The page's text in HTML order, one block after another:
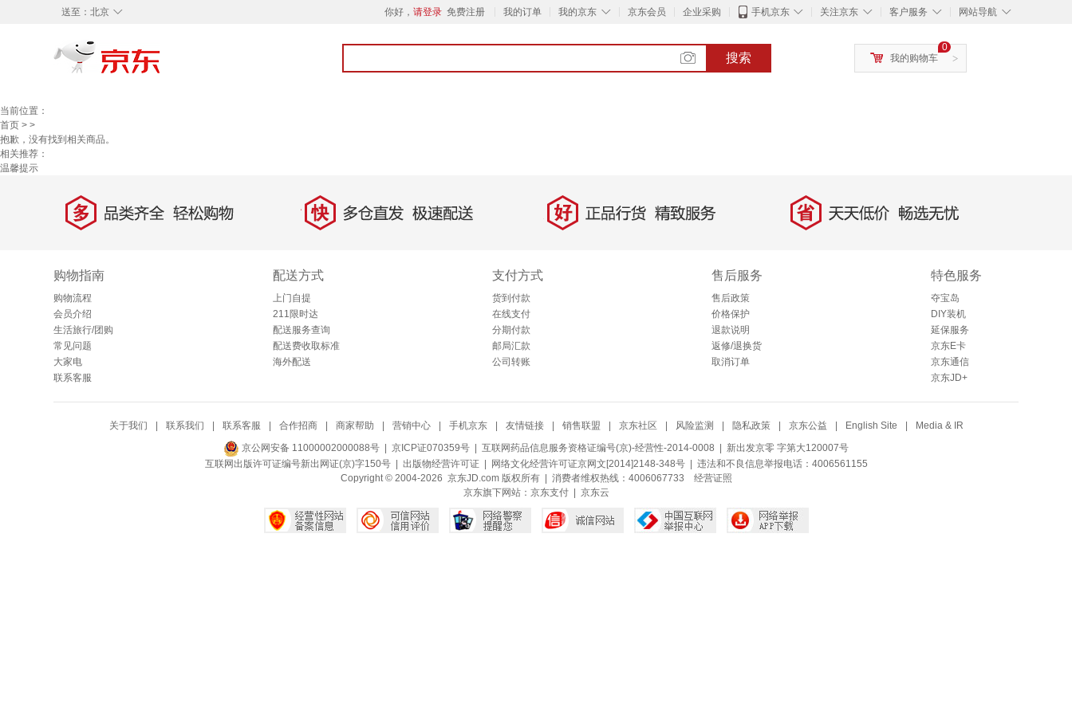
◇
送至： 北京 你好， 请登录 免费注册 我的订单 ◇
我的京东 京东会员 企业采购 ◇
手机京东 ◇
关注京东 ◇
客户服务 ◇
网站导航
搜索 >
0
我的购物车
当前位置：
首页 > >
抱歉，没有找到相关商品。
相关推荐：
温馨提示
多 品类齐全，轻松购物 快 多仓直发，极速配送 好 正品行货，精致服务 省 天天低价，畅选无忧
购物指南
购物流程
会员介绍
生活旅行/团购
常见问题
大家电
联系客服
配送方式
上门自提
211限时达
配送服务查询
配送费收取标准
海外配送
支付方式
货到付款
在线支付
分期付款
邮局汇款
公司转账
售后服务
售后政策
价格保护
退款说明
返修/退换货
取消订单
特色服务
夺宝岛
DIY装机
延保服务
京东E卡
京东通信
京东JD+
关于我们 联系我们 联系客服 合作招商 商家帮助 营销中心 手机京东 友情链接 销售联盟 京东社区 风险监测 隐私政策 京东公益 English Site Media & IR
京公网安备 11000002000088号 | 京ICP证070359号 | 互联网药品信息服务资格证编号(京)-经营性-2014-0008 | 新出发京零 字第大120007号
互联网出版许可证编号新出网证(京)字150号 | 出版物经营许可证| 网络文化经营许可证京网文[2014]2148-348号| 违法和不良信息举报电话：4006561155
Copyright © 2004-2026 京东JD.com 版权所有 | 消费者维权热线：4006067733 经营证照
京东旗下网站： 京东支付| 京东云